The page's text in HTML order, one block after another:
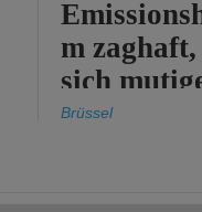
m
sich
Brüssel